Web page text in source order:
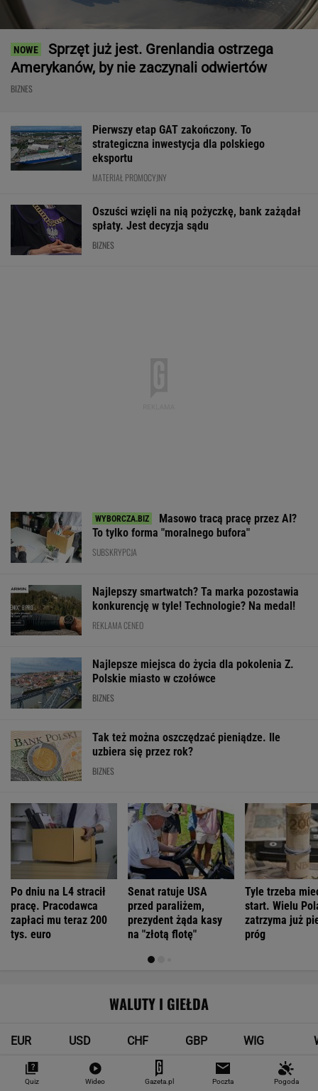
Sprzęt już jest. Grenlandia ostrzega
Amerykanów, by nie zaczynali odwiertów
BIZNES
Pierwszy etap GAT zakończony. To
strategiczna inwestycja dla polskiego
eksportu
MATERIAŁ PROMOCYJNY
Oszuści wzięli na nią pożyczkę, bank zażądał
spłaty. Jest decyzja sądu
BIZNES
Masowo tracą pracę przez AI?
To tylko forma "moralnego bufora"
SUBSKRYPCJA
Najlepszy smartwatch? Ta marka pozostawia
konkurencję w tyle! Technologie? Na medal!
REKLAMA CENEO
Najlepsze miejsca do życia dla pokolenia Z.
Polskie miasto w czołówce
BIZNES
Tak też można oszczędzać pieniądze. Ile
uzbiera się przez rok?
BIZNES
Po dniu na L4 stracił
pracę. Pracodawca
zapłaci mu teraz 200
tys. euro
Senat ratuje USA
przed paraliżem,
prezydent żąda kasy
na "złotą flotę"
Tyle trzeba
start. Wielu
zatrzyma już
próg
WALUTY I GIEŁDA
EUR
4,2983
-0,09%
USD
3,7187
-0,41%
CHF
4,6027
0,15%
GBP
5,0166
-0,13%
WIG
151 782,92
-0,24%
Quiz Wideo Gazeta.pl Poczta Pogoda